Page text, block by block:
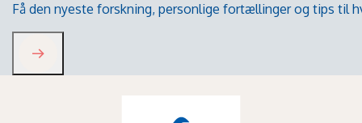
Få den nyeste forskning, personlige fortællinger og tips til